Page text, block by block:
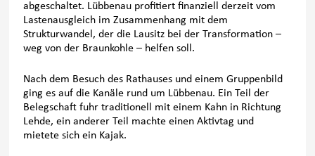
abgeschaltet. Lübbenau profitiert finanziell derzeit vom
Lastenausgleich im Zusammenhang mit dem
Strukturwandel, der die Lausitz bei der Transformation –
weg von der Braunkohle – helfen soll.
Nach dem Besuch des Rathauses und einem Gruppenbild
ging es auf die Kanäle rund um Lübbenau. Ein Teil der
Belegschaft fuhr traditionell mit einem Kahn in Richtung
Lehde, ein anderer Teil machte einen Aktivtag und
mietete sich ein Kajak.